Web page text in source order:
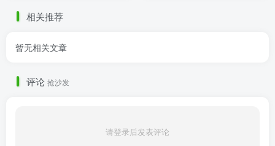
嗯 ......
相关推荐
暂无相关文章
评论 抢沙发
请登录后发表评论